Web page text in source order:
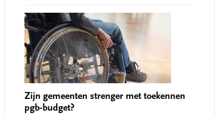
Zijn gemeenten strenger met toekennen
pgb-budget?